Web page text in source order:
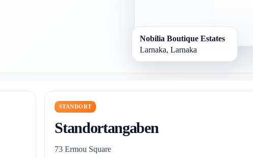
Nobilia Boutique Estates
Larnaka, Larnaka
STANDORT
Standortangaben
73 Ermou Square